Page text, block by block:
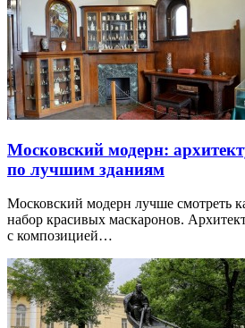
Московский модерн:
по лучшим зданиям
Московский модерн лучше смотреть
набор красивых маскаронов.
с композицией…